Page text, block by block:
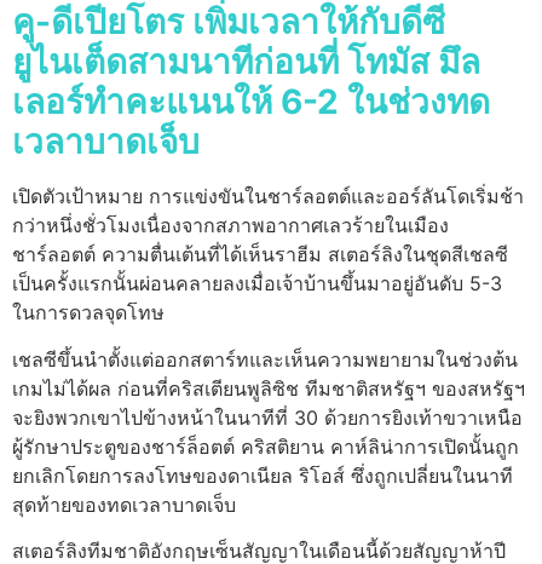
คู-ดีเปียโตร เพิ่มเวลาให้กับดีซี
ยูไนเต็ดสามนาทีก่อนที่ โทมัส มึล
เลอร์ทำคะแนนให้ 6-2 ในช่วงทด
เวลาบาดเจ็บ
เปิดตัวเป้าหมาย การแข่งขันในชาร์ลอตต์และออร์ลันโดเริ่มช้า
กว่าหนึ่งชั่วโมงเนื่องจากสภาพอากาศเลวร้ายในเมือง
ชาร์ลอตต์ ความตื่นเต้นที่ได้เห็นราฮีม สเตอร์ลิงในชุดสีเชลซี
เป็นครั้งแรกนั้นผ่อนคลายลงเมื่อเจ้าบ้านขึ้นมาอยู่อันดับ 5-3
ในการดวลจุดโทษ
เชลซีขึ้นนำตั้งแต่ออกสตาร์ทและเห็นความพยายามในช่วงต้น
เกมไม่ได้ผล ก่อนที่คริสเตียนพูลิซิช ทีมชาติสหรัฐฯ ของสหรัฐฯ
จะยิงพวกเขาไปข้างหน้าในนาทีที่ 30 ด้วยการยิงเท้าขวาเหนือ
ผู้รักษาประตูของชาร์ล็อตต์ คริสติยาน คาห์ลิน่าการเปิดนั้นถูก
ยกเลิกโดยการลงโทษของดาเนียล ริโอส์ ซึ่งถูกเปลี่ยนในนาที
สุดท้ายของทดเวลาบาดเจ็บ
สเตอร์ลิงทีมชาติอังกฤษเซ็นสัญญาในเดือนนี้ด้วยสัญญาห้าปี